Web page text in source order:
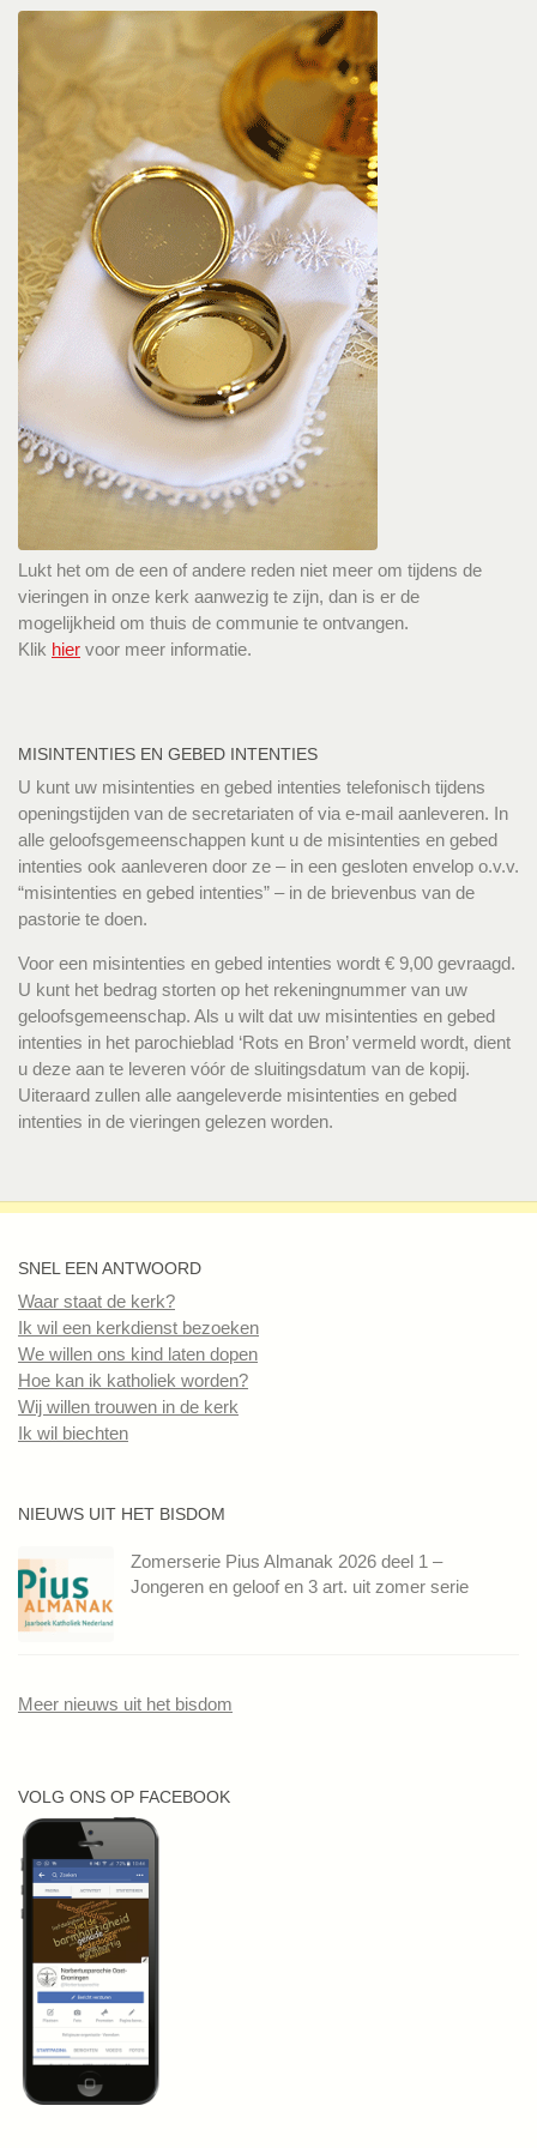
Lukt het om de een of andere reden niet meer om tijdens de
vieringen in onze kerk aanwezig te zijn, dan is er de
mogelijkheid om thuis de communie te ontvangen.
Klik hier voor meer informatie.
MISINTENTIES EN GEBED INTENTIES
U kunt uw misintenties en gebed intenties telefonisch tijdens
openingstijden van de secretariaten of via e-mail aanleveren. In
alle geloofsgemeenschappen kunt u de misintenties en gebed
intenties ook aanleveren door ze – in een gesloten envelop o.v.v.
“misintenties en gebed intenties” – in de brievenbus van de
pastorie te doen.
Voor een misintenties en gebed intenties wordt € 9,00 gevraagd.
U kunt het bedrag storten op het rekeningnummer van uw
geloofsgemeenschap. Als u wilt dat uw misintenties en gebed
intenties in het parochieblad ‘Rots en Bron’ vermeld wordt, dient
u deze aan te leveren vóór de sluitingsdatum van de kopij.
Uiteraard zullen alle aangeleverde misintenties en gebed
intenties in de vieringen gelezen worden.
SNEL EEN ANTWOORD
Waar staat de kerk?
Ik wil een kerkdienst bezoeken
We willen ons kind laten dopen
Hoe kan ik katholiek worden?
Wij willen trouwen in de kerk
Ik wil biechten
NIEUWS UIT HET BISDOM
Zomerserie Pius Almanak 2026 deel 1 –
Jongeren en geloof en 3 art. uit zomer serie
Meer nieuws uit het bisdom
VOLG ONS OP FACEBOOK